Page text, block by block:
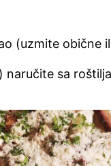
(uzmite obične
sa